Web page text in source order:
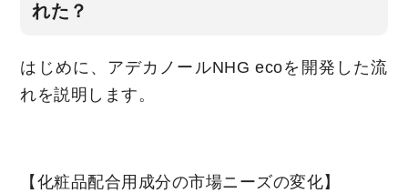
れた？
はじめに、アデカノールNHG ecoを開発した流
れを説明します。
【化粧品配合用成分の市場ニーズの変化】